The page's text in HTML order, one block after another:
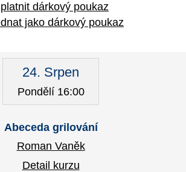
dárkový poukaz
jako dárkový poukaz
24. Srpen
Pondělí 16:00
Abeceda grilování
Roman Vaněk
Detail kurzu